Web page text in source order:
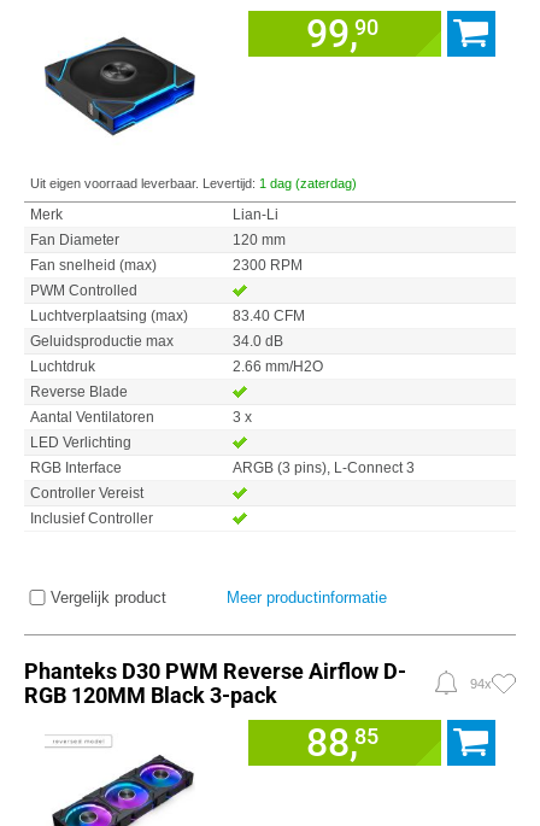
99,90
Uit eigen voorraad leverbaar. Levertijd: 1 dag (zaterdag)
Merk
Lian-Li
Fan Diameter
120 mm
Fan snelheid (max)
2300 RPM
PWM Controlled
Luchtverplaatsing (max)
83.40 CFM
Geluidsproductie max
34.0 dB
Luchtdruk
2.66 mm/H2O
Reverse Blade
Aantal Ventilatoren
3 x
LED Verlichting
RGB Interface
ARGB (3 pins), L-Connect 3
Controller Vereist
Inclusief Controller
Vergelijk product Meer productinformatie
Phanteks D30 PWM Reverse Airflow D-
RGB 120MM Black 3-pack
94x
88,85